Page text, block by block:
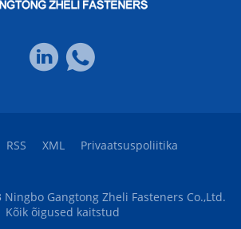
RSS XML Privaatsuspoliitika
Gangtong Zheli Fasteners Co.,Ltd.
Kõik õigused kaitstud